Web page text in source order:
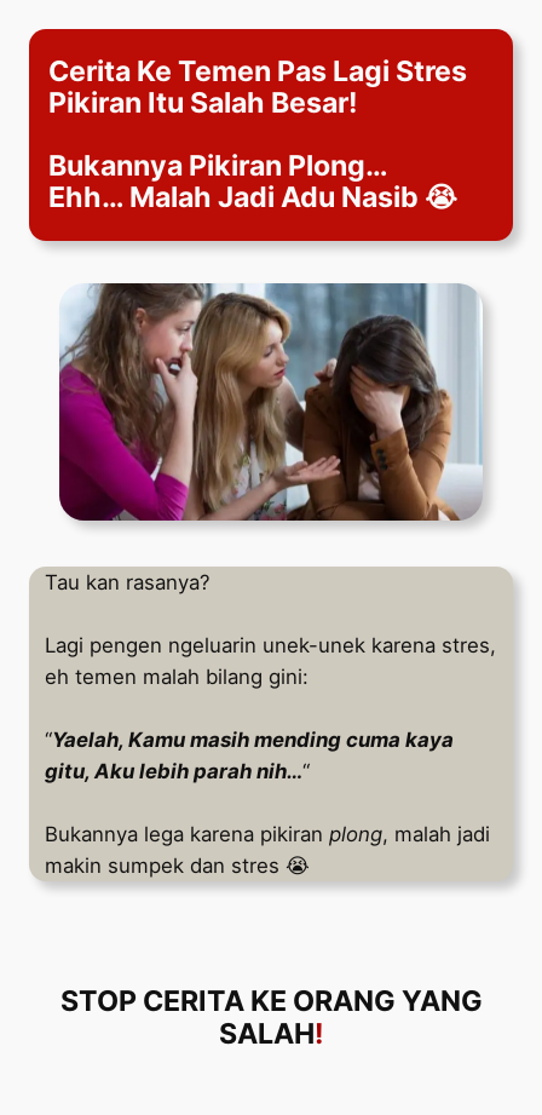
Lewati
kontenCerita Ke Temen Pas Lagi Stres
Pikiran Itu Salah Besar!
Bukannya Pikiran Plong…
Ehh… Malah Jadi Adu Nasib 😭
Tau kan rasanya?
Lagi pengen ngeluarin unek-unek karena stres,
eh temen malah bilang gini:
“Yaelah, Kamu masih mending cuma kaya
gitu, Aku lebih parah nih…“
Bukannya lega karena pikiranplong, malah jadi
makin sumpek dan stres 😭
STOP CERITA KE ORANG YANG
SALAH!